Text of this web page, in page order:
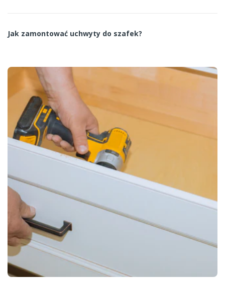
Jak zamontować uchwyty do szafek?